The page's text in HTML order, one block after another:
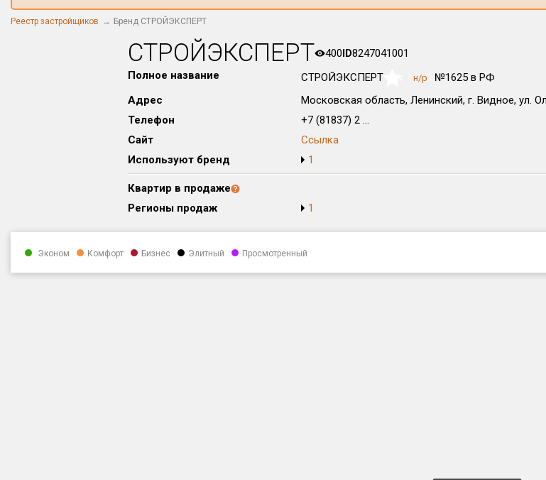
Реестр застройщиков Бренд СТРОЙЭКСПЕРТ
СТРОЙЭКСПЕРТ 400ID8247041001
Полное название
СТРОЙЭКСПЕРТ н/р
№1625 в РФ
Адрес
Московская область, Ленинский, г. Видное, ул.
Телефон
+7 (81837) 2 ...
Сайт
Ссылка
Используют бренд
1
Квартир в продаже
Регионы продаж
1
Эконом Комфорт Бизнес Элитный Просмотренный